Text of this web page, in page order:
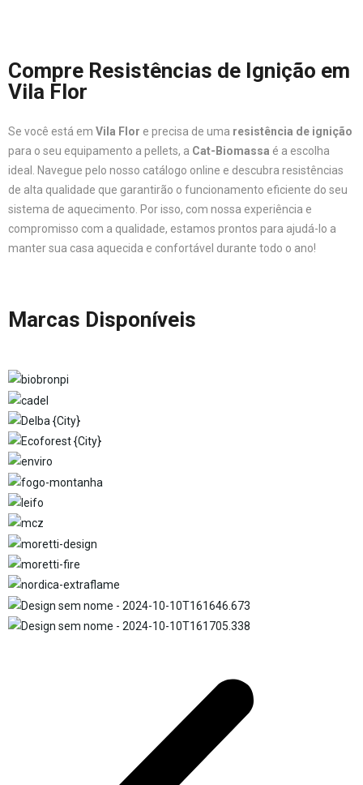
Compre Resistências de Ignição em
Vila Flor
Se você está em Vila Flor e precisa de uma resistência de ignição
para o seu equipamento a pellets, a Cat-Biomassa é a escolha
ideal. Navegue pelo nosso catálogo online e descubra resistências
de alta qualidade que garantirão o funcionamento eficiente do seu
sistema de aquecimento. Por isso, com nossa experiência e
compromisso com a qualidade, estamos prontos para ajudá-lo a
manter sua casa aquecida e confortável durante todo o ano!
Marcas Disponíveis